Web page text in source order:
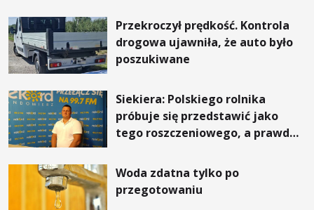
Przekroczył prędkość. Kontrola
drogowa ujawniła, że auto było
poszukiwane
Siekiera: Polskiego rolnika
próbuje się przedstawić jako
tego roszczeniowego, a prawda
Woda zdatna tylko po
przegotowaniu